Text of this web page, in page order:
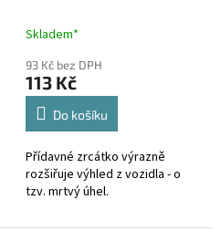
Skladem*
93 Kč bez DPH
113 Kč
Do košíku
Přídavné zrcátko výrazně
rozšiřuje výhled z vozidla - o
tzv. mrtvý úhel.